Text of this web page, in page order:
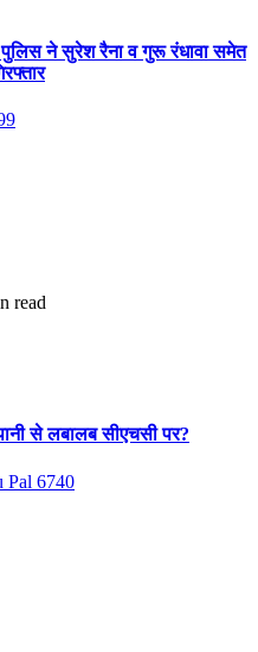
ने सुरेश रैना व गुरू रंधावा समेत
read
से लबालब सीएचसी पर?
Pal 6740